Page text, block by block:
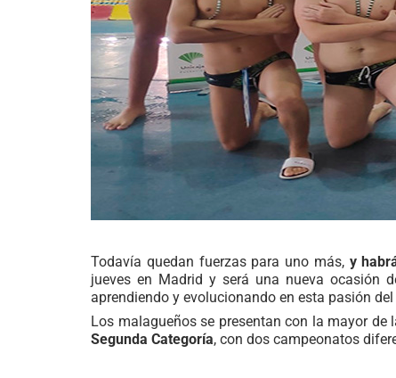
Todavía quedan fuerzas para uno más, y
jueves en Madrid y será una nueva ocasión
aprendiendo y evolucionando en esta pasión
Los malagueños se presentan con la mayor de
Segunda Categoría, con dos campeonatos